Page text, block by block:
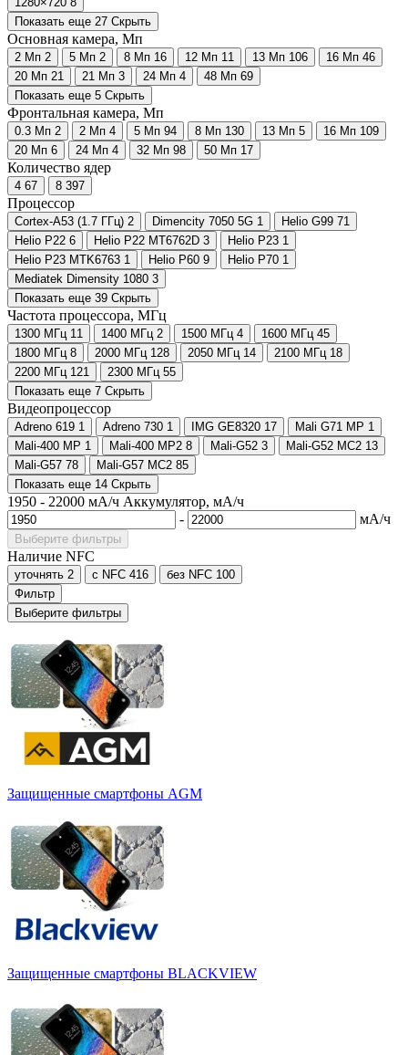
Показать еще 27 Скрыть
Основная камера, Мп
2 Мп 2 5 Мп 2 8 Мп 16 12 Мп 11 13 Мп 106 16 Мп 46
20 Мп 21 21 Мп 3 24 Мп 4 48 Мп 69
Показать еще 5 Скрыть
Фронтальная камера, Мп
0.3 Мп 2 2 Мп 4 5 Мп 94 8 Мп 130 13 Мп 5 16 Мп 109
20 Мп 6 24 Мп 4 32 Мп 98 50 Мп 17
Количество ядер
4 67 8 397
Процессор
Cortex-A53 (1.7 ГГц) 2 Dimencity 7050 5G 1 Helio G99 71
Helio P22 6 Helio P22 MT6762D 3 Helio P23 1
Helio P23 MTK6763 1 Helio P60 9 Helio P70 1
Mediatek Dimensity 1080 3
Показать еще 39 Скрыть
Частота процессора, МГц
1300 МГц 11 1400 МГц 2 1500 МГц 4 1600 МГц 45
1800 МГц 8 2000 МГц 128 2050 МГц 14 2100 МГц 18
2200 МГц 121 2300 МГц 55
Показать еще 7 Скрыть
Видеопроцессор
Adreno 619 1 Adreno 730 1 IMG GE8320 17 Mali G71 MP 1
Mali-400 MP 1 Mali-400 MP2 8 Mali-G52 3 Mali-G52 MC2 13
Mali-G57 78 Mali-G57 MC2 85
Показать еще 14 Скрыть
1950 - 22000 мА/ч Аккумулятор, мА/ч
-
мА/ч
Выберите фильтры
Наличие NFC
уточнять 2 с NFC 416 без NFC 100
Фильтр
Выберите фильтры
Защищенные смартфоны AGM
Защищенные смартфоны BLACKVIEW